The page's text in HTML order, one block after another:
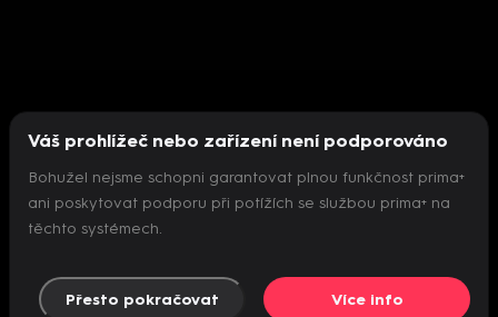
Nepodařilo se inicializovat přehrávač
Váš prohlížeč nebo zařízení není podporováno
Bohužel nejsme schopni garantovat plnou funkčnost prima+
ani poskytovat podporu při potížích se službou prima+ na
těchto systémech.
Přesto pokračovat Více info